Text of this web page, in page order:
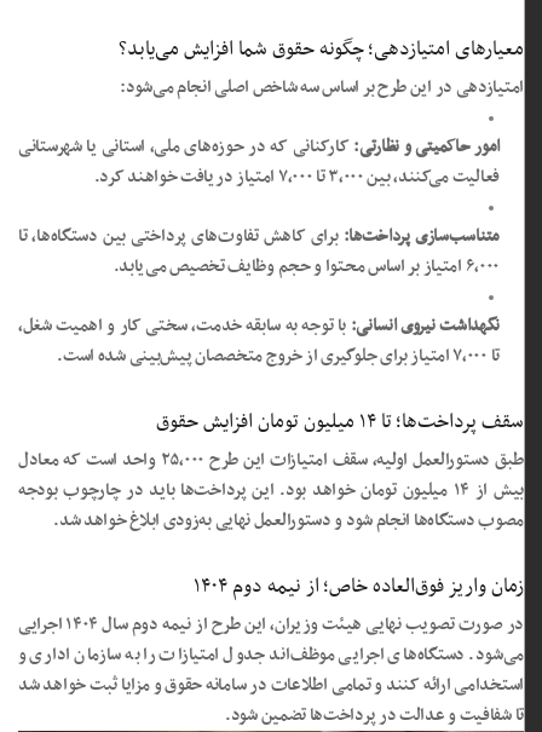
معیارهای امتیازدهی؛ چگونه حقوق شما افزایش می‌یابد؟
امتیازدهی در این طرح بر اساس سه شاخص اصلی انجام می‌شود:
امور حاکمیتی و نظارتی:کارکنانی که در حوزه‌های ملی، استانی یا شهرستانی
فعالیت می‌کنند، بین ۳,۰۰۰ تا ۷,۰۰۰ امتیاز دریافت خواهند کرد.
متناسب‌سازی پرداخت‌ها:برای کاهش تفاوت‌های پرداختی بین دستگاه‌ها، تا
۶,۰۰۰ امتیاز بر اساس محتوا و حجم وظایف تخصیص می‌یابد.
نگهداشت نیروی انسانی:با توجه به سابقه خدمت، سختی کار و اهمیت شغل،
سقف پرداخت‌ها؛ تا ۱۴ میلیون تومان افزایش حقوق
طبق دستورالعمل اولیه، سقف امتیازات این طرح ۲۵,۰۰۰ واحد است که معادل
بیش از ۱۴ میلیون تومان خواهد بود. این پرداخت‌ها باید در چارچوب بودجه
مصوب دستگاه‌ها انجام شود و دستورالعمل نهایی به‌زودی ابلاغ خواهد شد.
زمان واریز فوق‌العاده خاص؛ از نیمه دوم ۱۴۰۴
در صورت تصویب نهایی هیئت وزیران، این طرح از نیمه دوم سال ۱۴۰۴ اجرایی
می‌شود. دستگاه‌های اجرایی موظف‌اند جدول امتیازات را به سازمان اداری و
استخدامی ارائه کنند و تمامی اطلاعات در سامانه حقوق و مزایا ثبت خواهد شد
تا شفافیت و عدالت در پرداخت‌ها تضمین شود.